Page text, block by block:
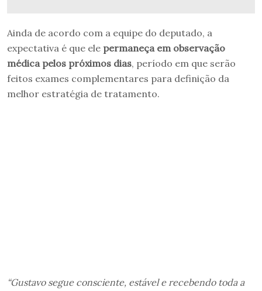
Ainda de acordo com a equipe do deputado, a
expectativa é que ele permaneça em observação
médica pelos próximos dias, período em que serão
feitos exames complementares para definição da
melhor estratégia de tratamento.
“Gustavo segue consciente, estável e recebendo toda a